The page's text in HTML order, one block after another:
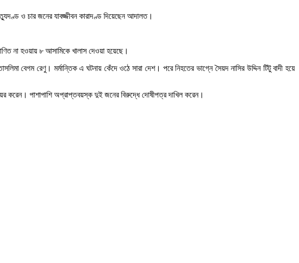
ও চার জনের যাবজ্জীবন কারাদণ্ড দিয়েছেন আদালত।
না হওয়ায় ৮ আসামিকে খালাস দেওয়া হয়েছে।
বেগম রেণু। মর্মান্তিক এ ঘটনায় কেঁদে ওঠে সারা দেশ। পরে নিহতের ভাগ্নে সৈয়দ নাসির উদ্দিন টিটু বাদী হয়ে
করেন। পাশাপাশি অপ্রাপ্তবয়স্ক দুই জনের বিরুদ্ধে দোষীপত্র দাখিল করেন।